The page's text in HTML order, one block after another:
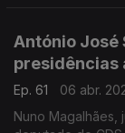
António José
presidências
Ep. 61
06 abr.
Nuno Magalhães,